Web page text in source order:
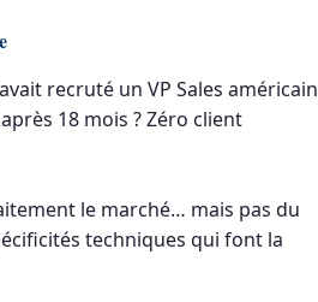
recruté un VP Sales américain
18 mois ? Zéro client
le marché… mais pas du
techniques qui font la